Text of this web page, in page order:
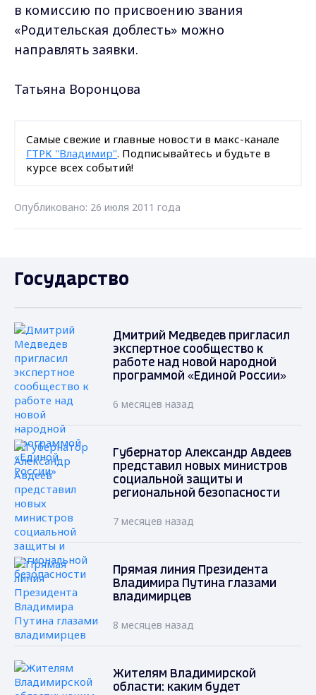
в комиссию по присвоению звания
«Родительская доблесть» можно
направлять заявки.
Татьяна Воронцова
Самые свежие и главные новости в макс-канале
ГТРК "Владимир". Подписывайтесь и будьте в
курсе всех событий!
Опубликовано: 26 июля 2011 года
Государство
Дмитрий Медведев пригласил
экспертное сообщество к
работе над новой народной
программой «Единой России»
6 месяцев назад
Губернатор Александр Авдеев
представил новых министров
социальной защиты и
региональной безопасности
7 месяцев назад
Прямая линия Президента
Владимира Путина глазами
владимирцев
8 месяцев назад
Жителям Владимирской
области: каким будет